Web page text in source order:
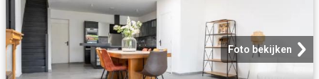
Foto bekijken